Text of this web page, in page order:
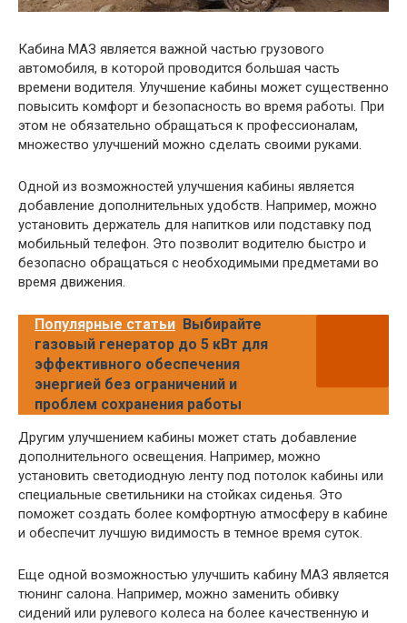
Кабина МАЗ является важной частью грузового
автомобиля, в которой проводится большая часть
времени водителя. Улучшение кабины может существенно
повысить комфорт и безопасность во время работы. При
этом не обязательно обращаться к профессионалам,
множество улучшений можно сделать своими руками.
Одной из возможностей улучшения кабины является
добавление дополнительных удобств. Например, можно
установить держатель для напитков или подставку под
мобильный телефон. Это позволит водителю быстро и
безопасно обращаться с необходимыми предметами во
время движения.
Популярные статьи Выбирайте
газовый генератор до 5 кВт для
эффективного обеспечения
энергией без ограничений и
проблем сохранения работы
Другим улучшением кабины может стать добавление
дополнительного освещения. Например, можно
установить светодиодную ленту под потолок кабины или
специальные светильники на стойках сиденья. Это
поможет создать более комфортную атмосферу в кабине
и обеспечит лучшую видимость в темное время суток.
Еще одной возможностью улучшить кабину МАЗ является
тюнинг салона. Например, можно заменить обивку
сидений или рулевого колеса на более качественную и